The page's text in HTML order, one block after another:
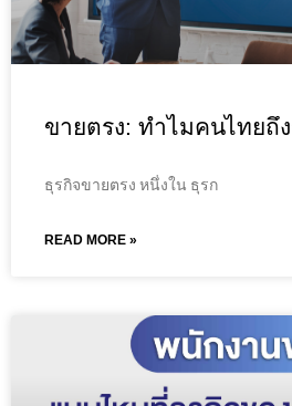
ขายตรง: ทำไมคนไทยถึ
ธุรกิจขายตรง หนึ่งใน ธุรก
READ MORE »